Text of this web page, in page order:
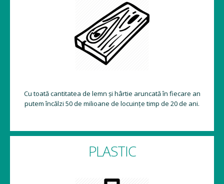
Cu toată cantitatea de lemn și hârtie aruncată în fiecare an
putem încălzi 50 de milioane de locuințe timp de 20 de ani.
PLASTIC